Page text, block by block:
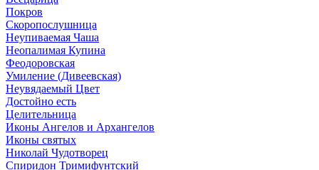
Покров
Скоропослушница
Неупиваемая Чаша
Неопалимая Купина
Феодоровская
Умиление (Дивеевская)
Неувядаемый Цвет
Достойно есть
Целительница
Иконы Ангелов и Архангелов
Иконы святых
Николай Чудотворец
Спиридон Тримифунтский